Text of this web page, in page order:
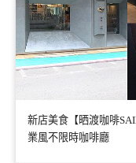
新店美食【晒渡咖啡
業風不限時咖啡廳